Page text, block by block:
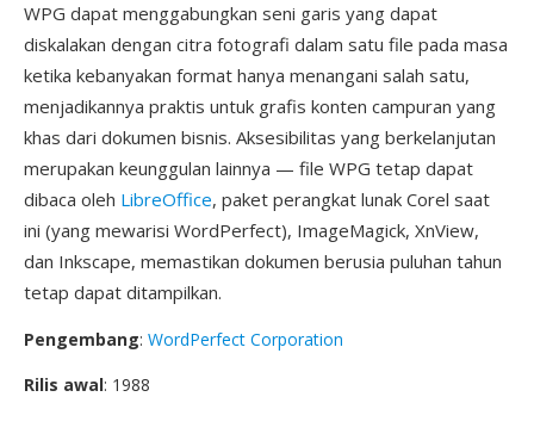
WPG dapat menggabungkan seni garis yang dapat
diskalakan dengan citra fotografi dalam satu file pada masa
ketika kebanyakan format hanya menangani salah satu,
menjadikannya praktis untuk grafis konten campuran yang
khas dari dokumen bisnis. Aksesibilitas yang berkelanjutan
merupakan keunggulan lainnya — file WPG tetap dapat
dibaca oleh LibreOffice, paket perangkat lunak Corel saat
ini (yang mewarisi WordPerfect), ImageMagick, XnView,
dan Inkscape, memastikan dokumen berusia puluhan tahun
tetap dapat ditampilkan.
Pengembang: WordPerfect Corporation
Rilis awal: 1988